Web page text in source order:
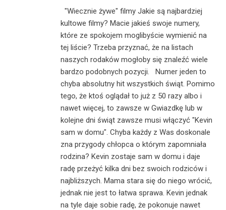
"Wiecznie żywe" filmy Jakie są najbardziej
kultowe filmy? Macie jakieś swoje numery,
które ze spokojem moglibyście wymienić na
tej liście? Trzeba przyznać, że na listach
naszych rodaków mogłoby się znaleźć wiele
bardzo podobnych pozycji. Numer jeden to
chyba absolutny hit wszystkich świąt. Pomimo
tego, że ktoś oglądał to już z 50 razy albo i
nawet więcej, to zawsze w Gwiazdkę lub w
kolejne dni świąt zawsze musi włączyć "Kevin
sam w domu". Chyba każdy z Was doskonale
zna przygody chłopca o którym zapomniała
rodzina? Kevin zostaje sam w domu i daje
radę przeżyć kilka dni bez swoich rodziców i
najbliższych. Mama stara się do niego wrócić,
jednak nie jest to łatwa sprawa. Kevin jednak
na tyle daje sobie radę, że pokonuje nawet